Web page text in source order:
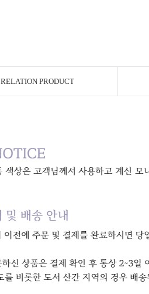
RELATION PRODUCT